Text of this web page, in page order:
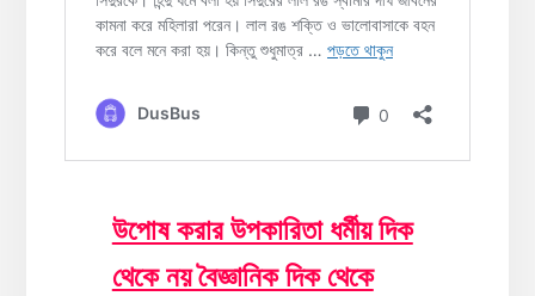
উপোষ করার উপকারিতা ধর্মীয় দিক
থেকে নয় বৈজ্ঞানিক দিক থেকে